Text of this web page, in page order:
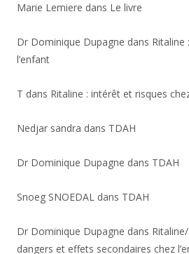
Marie Lemiere dans Le livre
Dr Dominique Dupagne dans Ritaline
l’enfant
T dans Ritaline : intérêt et risques
Nedjar sandra dans TDAH
Dr Dominique Dupagne dans TDAH
Snoeg SNOEDAL dans TDAH
Dr Dominique Dupagne dans
dangers et effets secondaires chez